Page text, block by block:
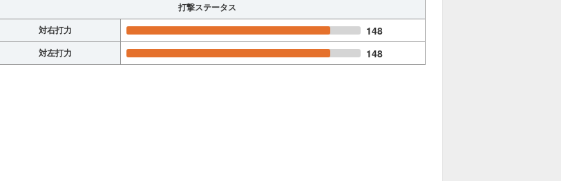
打撃ステータス
対右打力
148
対左打力 148